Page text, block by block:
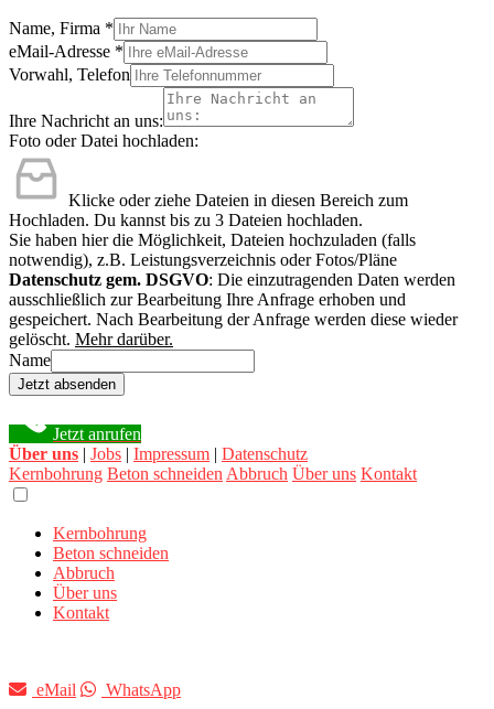
Name, Firma *
eMail-Adresse *
Vorwahl, Telefon
Ihre Nachricht an uns:
Foto oder Datei hochladen:
Klicke oder ziehe Dateien in diesen Bereich zum
Hochladen. Du kannst bis zu 3 Dateien hochladen.
Sie haben hier die Möglichkeit, Dateien hochzuladen (falls
notwendig), z.B. Leistungsverzeichnis oder Fotos/Pläne
Datenschutz gem. DSGVO: Die einzutragenden Daten werden
ausschließlich zur Bearbeitung Ihre Anfrage erhoben und
gespeichert. Nach Bearbeitung der Anfrage werden diese wieder
gelöscht. Mehr darüber.
Name
Jetzt absenden
Jetzt anrufen
Über uns | Jobs | Impressum | Datenschutz
Kernbohrung Beton schneiden Abbruch Über uns Kontakt
Kernbohrung
Beton schneiden
Abbruch
Über uns
Kontakt
eMail WhatsApp